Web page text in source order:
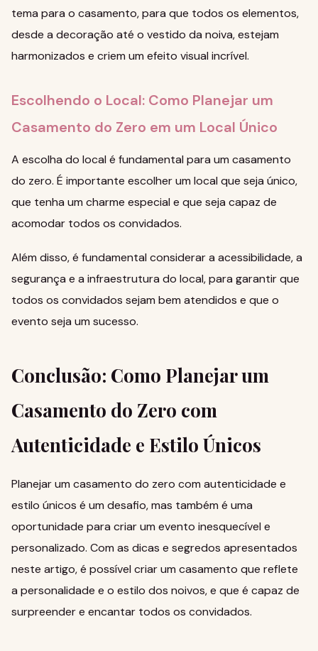
tema para o casamento, para que todos os elementos,
desde a decoração até o vestido da noiva, estejam
harmonizados e criem um efeito visual incrível.
Escolhendo o Local: Como Planejar um
Casamento do Zero em um Local Único
A escolha do local é fundamental para um casamento
do zero. É importante escolher um local que seja único,
que tenha um charme especial e que seja capaz de
acomodar todos os convidados.
Além disso, é fundamental considerar a acessibilidade, a
segurança e a infraestrutura do local, para garantir que
todos os convidados sejam bem atendidos e que o
evento seja um sucesso.
Conclusão: Como Planejar um
Casamento do Zero com
Autenticidade e Estilo Únicos
Planejar um casamento do zero com autenticidade e
estilo únicos é um desafio, mas também é uma
oportunidade para criar um evento inesquecível e
personalizado. Com as dicas e segredos apresentados
neste artigo, é possível criar um casamento que reflete
a personalidade e o estilo dos noivos, e que é capaz de
surpreender e encantar todos os convidados.